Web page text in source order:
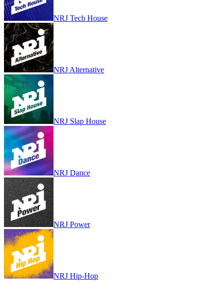
NRJ Tech House
NRJ Alternative
NRJ Slap House
NRJ Dance
NRJ Power
NRJ Hip-Hop